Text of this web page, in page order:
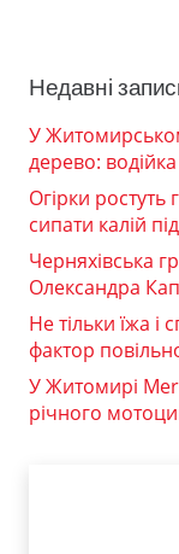
Недавні
У
дерево:
Огірки
сипати калій
Черняхівська
Олександра
Не тільки їжа
фактор
У Житомирі
річного